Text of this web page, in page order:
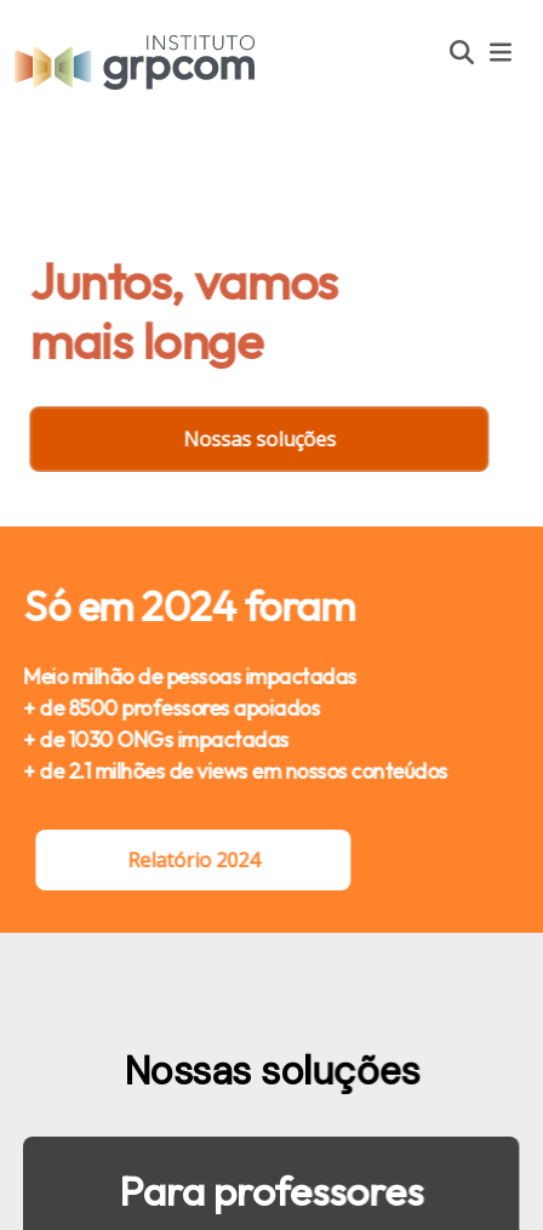
Juntos, vamos
mais longe
Nossas soluções
Só em 2024 foram
Meio milhão de pessoas impactadas
+ de 8500 professores apoiados
+ de 1030 ONGs impactadas
+ de 2.1 milhões de views em nossos conteúdos
Relatório 2024
Nossas soluções
Para professores